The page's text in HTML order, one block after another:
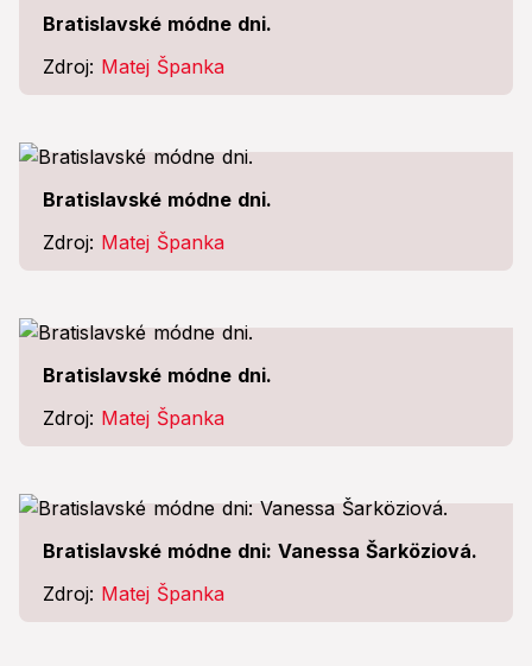
Bratislavské módne dni.
Zdroj: Matej Španka
Bratislavské módne dni.
Zdroj: Matej Španka
Bratislavské módne dni.
Zdroj: Matej Španka
Bratislavské módne dni: Vanessa Šarköziová.
Zdroj: Matej Španka